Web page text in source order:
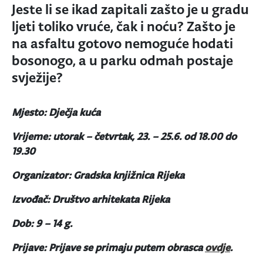
Jeste li se ikad zapitali zašto je u gradu
ljeti toliko vruće, čak i noću? Zašto je
na asfaltu gotovo nemoguće hodati
bosonogo, a u parku odmah postaje
svježije?
Mjesto: Dječja kuća
Vrijeme: utorak – četvrtak, 23. – 25.6. od 18.00 do
19.30
Organizator: Gradska knjižnica Rijeka
Izvođač: Društvo arhitekata Rijeka
Dob: 9 – 14 g.
Prijave: Prijave se primaju putem obrascaovdje.